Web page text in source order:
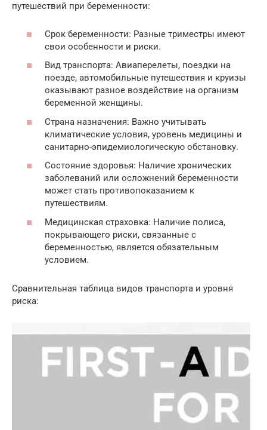
путешествий при беременности:
Срок беременности: Разные триместры имеют
свои особенности и риски.
Вид транспорта: Авиаперелеты, поездки на
поезде, автомобильные путешествия и круизы
оказывают разное воздействие на организм
беременной женщины.
Страна назначения: Важно учитывать
климатические условия, уровень медицины и
санитарно-эпидемиологическую обстановку.
Состояние здоровья: Наличие хронических
заболеваний или осложнений беременности
может стать противопоказанием к
путешествиям.
Медицинская страховка: Наличие полиса,
покрывающего риски, связанные с
беременностью, является обязательным
условием.
Сравнительная таблица видов транспорта и уровня
риска: